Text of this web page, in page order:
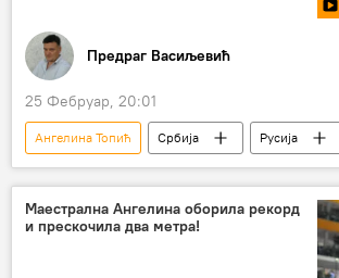
Предраг Васиљевић
25 Фебруар, 20:01
Ангелина Топић Србија
Русија
Сједињене Америчке Државе
Велика Британија
Француска
Украјина
Иран (НЕ)КОРЕКТНО
Маестрална Ангелина оборила рекорд
и прескочила два метра!